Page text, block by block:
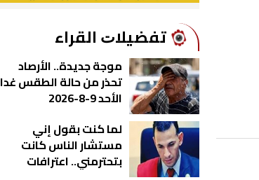
ﺗﻔﻀﻴﻼﺕ اﻟﻘﺮاء
موجة جديدة.. الأرصاد
تحذر من حالة الطقس غدا
الأحد 9-8-2026
لما كنت بقول إني
مستشار الناس كانت
بتحترمني.. اعترافات